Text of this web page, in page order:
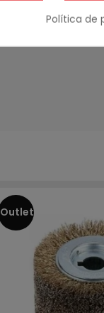
Outlet
Política de